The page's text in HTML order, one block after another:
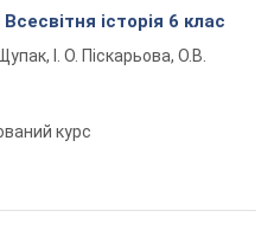
історія 6 клас
Щупак, І. О. Піскарьова, О.В.
курс